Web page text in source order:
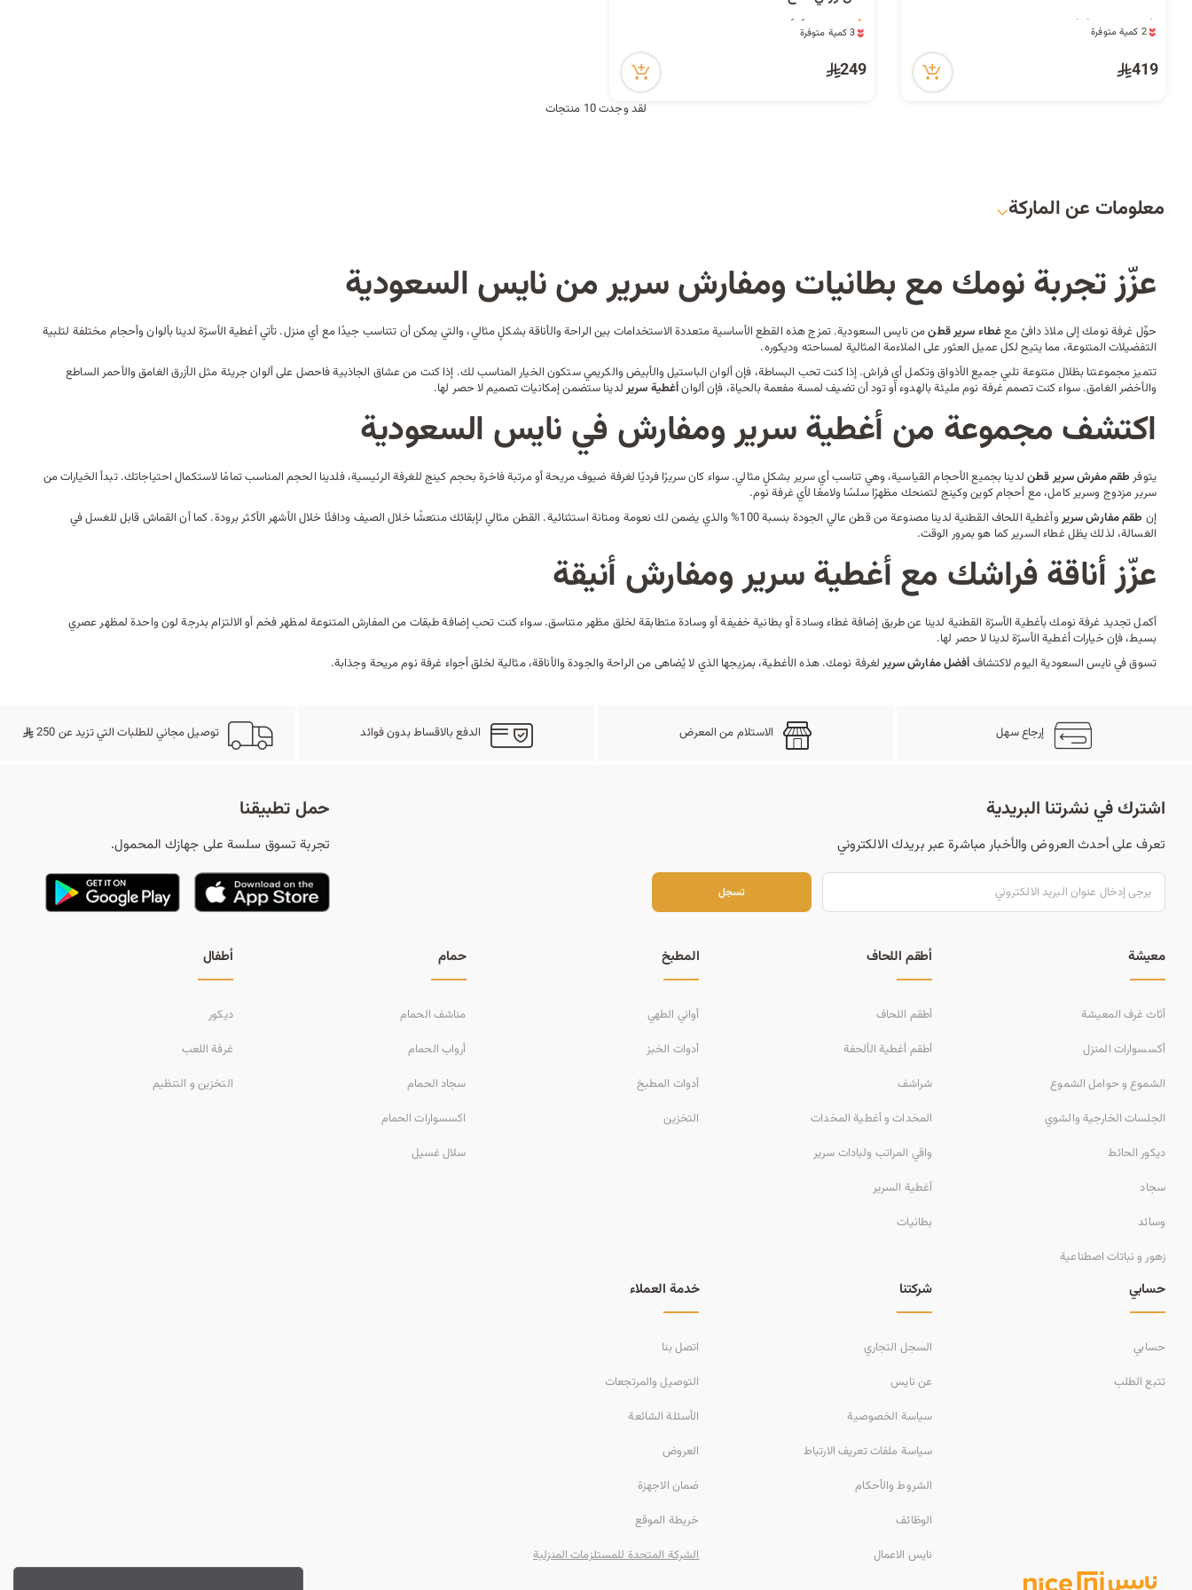
2 كمية متوفرة
419
3 كمية متوفرة
249
لقد وجدت 10 منتجات
معلومات عن الماركة
عزّز تجربة نومك مع بطانيات ومفارش سرير من نايس السعودية
حوِّل غرفة نومك إلى ملاذ دافئ معغطاء سرير قطنمن نايس السعودية. تمزج هذه القطع الأساسية متعددة الاستخدامات بين الراحة والأناقة بشكلٍ مثالي، والتي يمكن أن تتناسب جيدًا مع أي منزل. تأتي أغطية الأسرّة لدينا بألوان وأحجام مختلفة لتلبية
التفضيلات المتنوعة، مما يتيح لكل عميل العثور على الملاءمة المثالية لمساحته وديكوره.
تتميز مجموعتنا بظلال متنوعة تلبي جميع الأذواق وتكمل أيفراش. إذا كنت تحب البساطة، فإن ألوان الباستيل والأبيض والكريمي ستكون الخيار المناسب لك. إذا كنت من عشاق الجاذبية فاحصل على ألوان جريئة مثل الأزرق الغامق والأحمر الساطع
والأخضر الغامق. سواء كنت تصمم غرفة نوم مليئة بالهدوء أو تود أن تضيف لمسة مفعمة بالحياة، فإن ألوانأغطية سرير لدينا ستضمن إمكانيات تصميم لا حصر لها.
اكتشف مجموعة من أغطية سرير ومفارش في نايس السعودية
يتوفر طقم مفرش سرير قطن لدينا بجميع الأحجام القياسية، وهي تناسب أي سرير بشكلٍ مثالي. سواء كان سريرًا فرديًا لغرفة ضيوف مريحة أومرتبةفاخرة بحجم كينج للغرفة الرئيسية، فلدينا الحجم المناسب تمامًا لاستكمال احتياجاتك. تبدأ الخيارات من
سرير مزدوج وسرير كامل، مع أحجام كوين وكينج لتمنحك مظهرًا سلسًا ولامعًا لأي غرفة نوم.
إن طقم مفارش سرير
وأغطية اللحاف القطنية لدينا مصنوعة من قطن عالي الجودة بنسبة 100% والذي يضمن لك نعومة ومتانة استثنائية. القطن مثالي لإبقائك منتعشًا خلال الصيف ودافئًا خلال الأشهر الأكثر برودة. كما أن القماش قابل للغسل في
الغسالة، لذلك يظل غطاء السرير كما هو بمرور الوقت.
عزّز أناقة فراشك مع أغطية سرير ومفارش أنيقة
أكمل تجديد غرفة نومك بأغطية الأسرّة القطنية لدينا عن طريق إضافةغطاء وسادةأوبطانية خفيفةأو وسادة متطابقة لخلق مظهر متناسق. سواء كنت تحب إضافة طبقات من المفارش المتنوعة لمظهر فخم أو الالتزام بدرجة لون واحدة لمظهر عصري
بسيط، فإن خيارات أغطية الأسرّة لدينا لا حصر لها.
تسوق في نايس السعودية اليوم لاكتشاف أفضل مفارش سرير لغرفة نومك. هذه الأغطية، بمزيجها الذي لا يُضاهى من الراحة والجودة والأناقة، مثالية لخلق أجواء غرفة نوم مريحة وجذابة.
إرجاع سهل الاستلام من المعرض الدفع بالاقساط بدون فوائد توصيل مجاني للطلبات التي تزيد عن 250
اشترك في نشرتنا البريدية
تعرف على أحدث العروض والأخبار مباشرة عبر بريدك الالكتروني
تسجل
تسجل
حمل تطبيقنا
تجربة تسوق سلسة على جهازك المحمول.
معيشة
أثاث غرف المعيشة
أكسسوارات المنزل
الشموع و حوامل الشموع
الجلسات الخارجية والشوي
ديكور الحائط
سجاد
وسائد
زهور و نباتات اصطناعية
أطقم اللحاف
أطقم اللحاف
أطقم أغطية الألحفة
شراشف
المخدات و أغطية المخدات
واقي المراتب ولبادات سرير
أغطية السرير
بطانيات
المطبخ
أواني الطهي
أدوات الخبز
أدوات المطبخ
التخزين
حمام
مناشف الحمام
أرواب الحمام
سجاد الحمام
اكسسوارات الحمام
سلال غسيل
أطفال
ديكور
غرفة اللعب
التخزين و التنظيم
حسابي
حسابي
تتبع الطلب
شركتنا
السجل التجاري
عن نايس
سياسة الخصوصية
سياسة ملفات تعريف الارتباط
الشروط والأحكام
الوظائف
نايس الاعمال
خدمة العملاء
اتصل بنا
التوصيل والمرتجعات
الأسئلة الشائعة
العروض
ضمان الاجهزة
خريطة الموقع
الشركة المتحدة للمستلزمات المنزلية